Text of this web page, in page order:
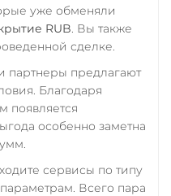
уже обменяли
RUB. Вы также
сделке.
предлагают
Благодаря
появляется
особенно заметна
сервисы по типу
Всего пара